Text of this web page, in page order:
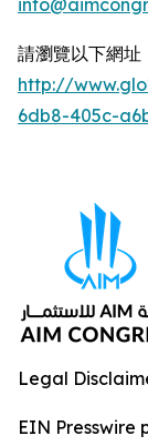
請瀏覽以下網址
http://
6db8-405c-
Legal
EIN Presswire